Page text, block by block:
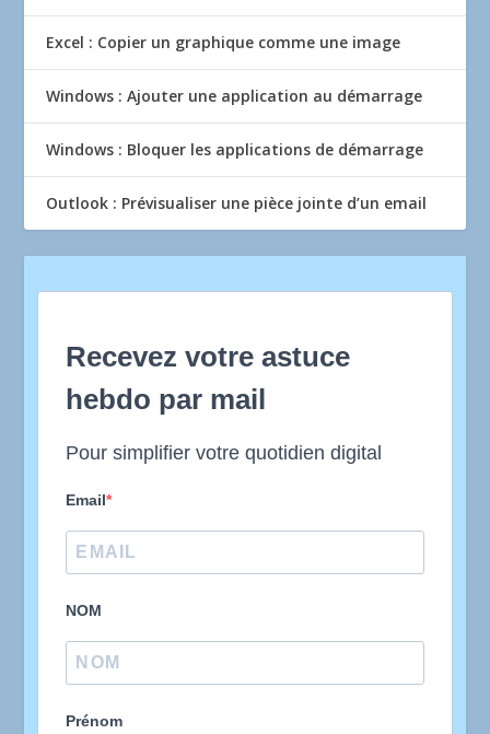
Excel : Copier un graphique comme une image
Windows : Ajouter une application au démarrage
Windows : Bloquer les applications de démarrage
Outlook : Prévisualiser une pièce jointe d’un email
Recevez votre astuce
hebdo par mail
Pour simplifier votre quotidien digital
Email
NOM
Prénom